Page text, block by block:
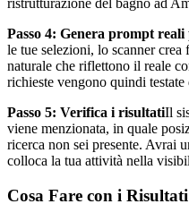
ristrutturazione del bagno ad
Passo 4: Genera prompt
le tue selezioni, lo scanner
naturale che riflettono il reale
richieste vengono quindi
Passo 5: Verifica i risultatiIl
viene menzionata, in quale
ricerca non sei presente. Avrai
colloca la tua attività nella
Cosa Fare con i Risultati